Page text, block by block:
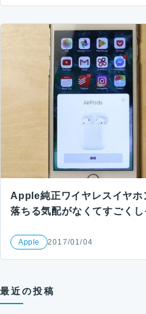
Apple純正ワイヤレスイヤ
落ちる気配がなくてすごく
Apple 2017/01/04
最近の投稿